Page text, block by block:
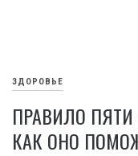
ЗДОРОВЬЕ
ПРАВИЛО ПЯТИ
КАК ОНО